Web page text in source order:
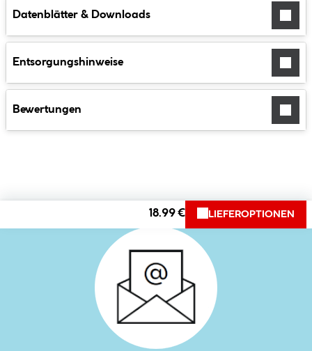
Datenblätter & Downloads
Entsorgungshinweise
Bewertungen
18.99 € LIEFEROPTIONEN